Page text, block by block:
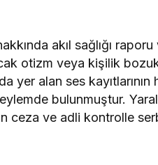
akıl sağlığı raporu
otizm veya kişilik
yer alan ses kayıtlarının
bulunmuştur.
ve adli kontrolle